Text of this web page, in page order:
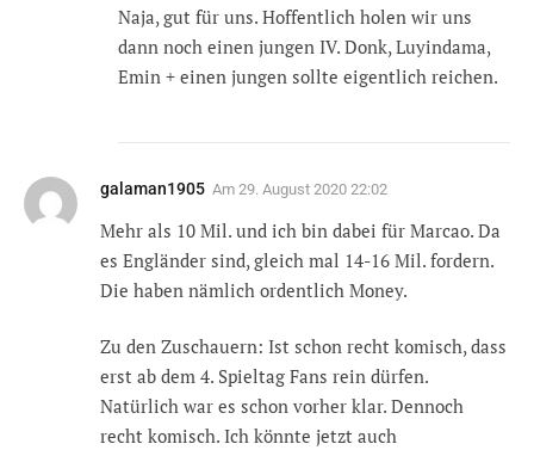
Naja, gut für uns. Hoffentlich holen wir uns
dann noch einen jungen IV. Donk, Luyindama,
Emin + einen jungen sollte eigentlich reichen.
galaman1905 Am 29. August 2020 22:02
Mehr als 10 Mil. und ich bin dabei für Marcao. Da
es Engländer sind, gleich mal 14-16 Mil. fordern.
Die haben nämlich ordentlich Money.
Zu den Zuschauern: Ist schon recht komisch, dass
erst ab dem 4. Spieltag Fans rein dürfen.
Natürlich war es schon vorher klar. Dennoch
recht komisch. Ich könnte jetzt auch